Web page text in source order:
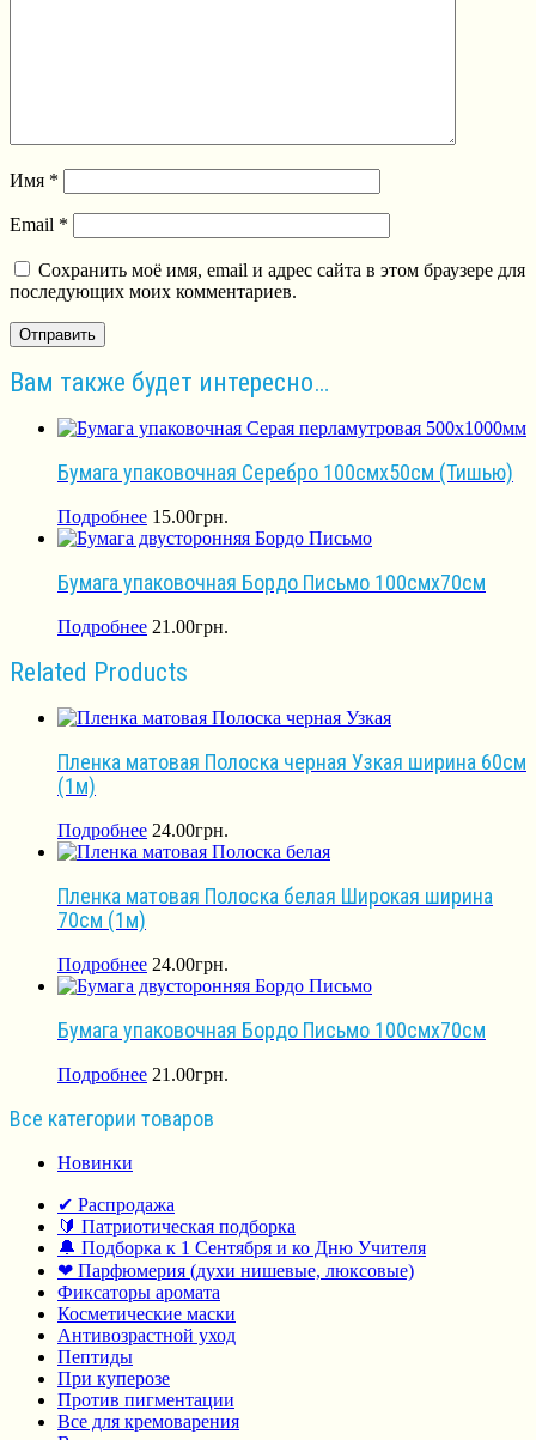
Имя *
Email *
Сохранить моё имя, email и адрес сайта в этом браузере для
последующих моих комментариев.
Вам также будет интересно…
Бумага упаковочная Серебро 100смх50см (Тишью)
Подробнее 15.00грн.
Бумага упаковочная Бордо Письмо 100смх70см
Подробнее 21.00грн.
Related Products
Пленка матовая Полоска черная Узкая ширина 60см
(1м)
Подробнее 24.00грн.
Пленка матовая Полоска белая Широкая ширина
70см (1м)
Подробнее 24.00грн.
Бумага упаковочная Бордо Письмо 100смх70см
Подробнее 21.00грн.
Все категории товаров
Новинки
✔ Распродажа
🔰 Патриотическая подборка
🔔 Подборка к 1 Сентября и ко Дню Учителя
❤ Парфюмерия (духи нишевые, люксовые)
Фиксаторы аромата
Косметические маски
Антивозрастной уход
Пептиды
При куперозе
Против пигментации
Все для кремоварения